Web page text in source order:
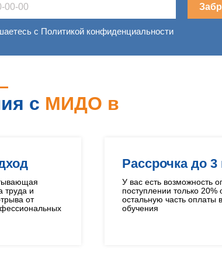
с Политикой конфиденциальности
с МИДО в
труда и
от
Рассрочка до
У вас есть возможность
поступлении только 20%
остальную часть оплаты
обучения